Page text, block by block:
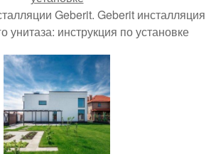
Geberit. Geberit инсталляция
унитаза: инструкция по установке